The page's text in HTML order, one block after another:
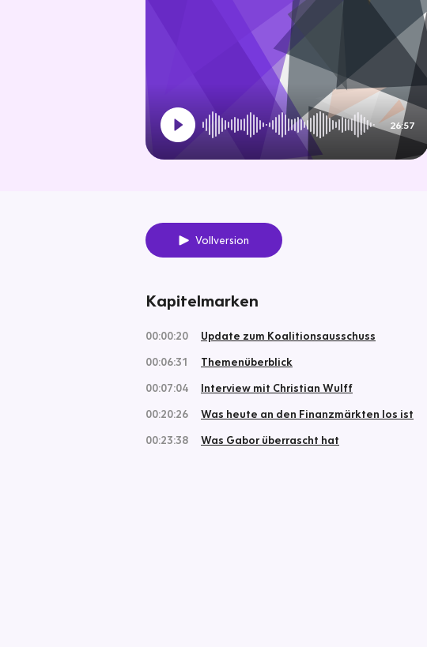
26:57
Vollversion
Kapitelmarken
00:00:20
Update zum Koalitionsausschuss
00:06:31
Themenüberblick
00:07:04
Interview mit Christian Wulff
00:20:26
Was heute an den Finanzmärkten los ist
00:23:38
Was Gabor überrascht hat